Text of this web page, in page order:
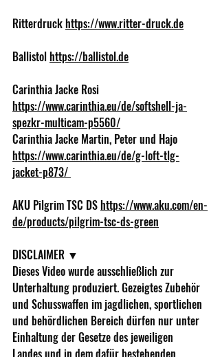
Ritterdruck https://www.ritter-druck.de
Ballistol https://ballistol.de
Carinthia Jacke Rosi
https://www.carinthia.eu/de/softshell-ja-
spezkr-multicam-p5560/
Carinthia Jacke Martin, Peter und Hajo
https://www.carinthia.eu/de/g-loft-tlg-
jacket-p873/
AKU Pilgrim TSC DS https://www.aku.com/en-
de/products/pilgrim-tsc-ds-green
DISCLAIMER ▼
Dieses Video wurde ausschließlich zur
Unterhaltung produziert. Gezeigtes Zubehör
und Schusswaffen im jagdlichen, sportlichen
und behördlichen Bereich dürfen nur unter
Einhaltung der Gesetze des jeweiligen